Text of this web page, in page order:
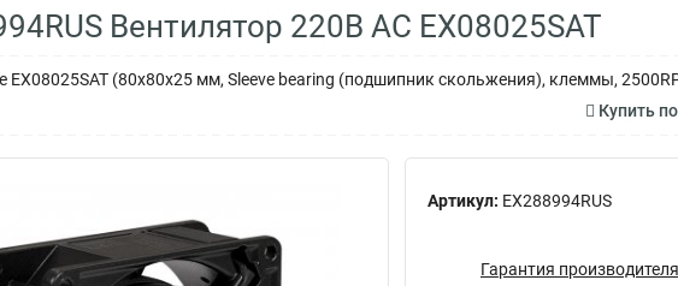
Вентилятор 220В AC EX08025SAT
EX08025SAT (80x80x25 мм, Sleeve bearing (подшипник скольжения), клеммы,
Купить
Артикул: EX288994RUS
Гарантия